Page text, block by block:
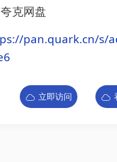
夸克网盘
pan.quark.cn/s/
立即访问